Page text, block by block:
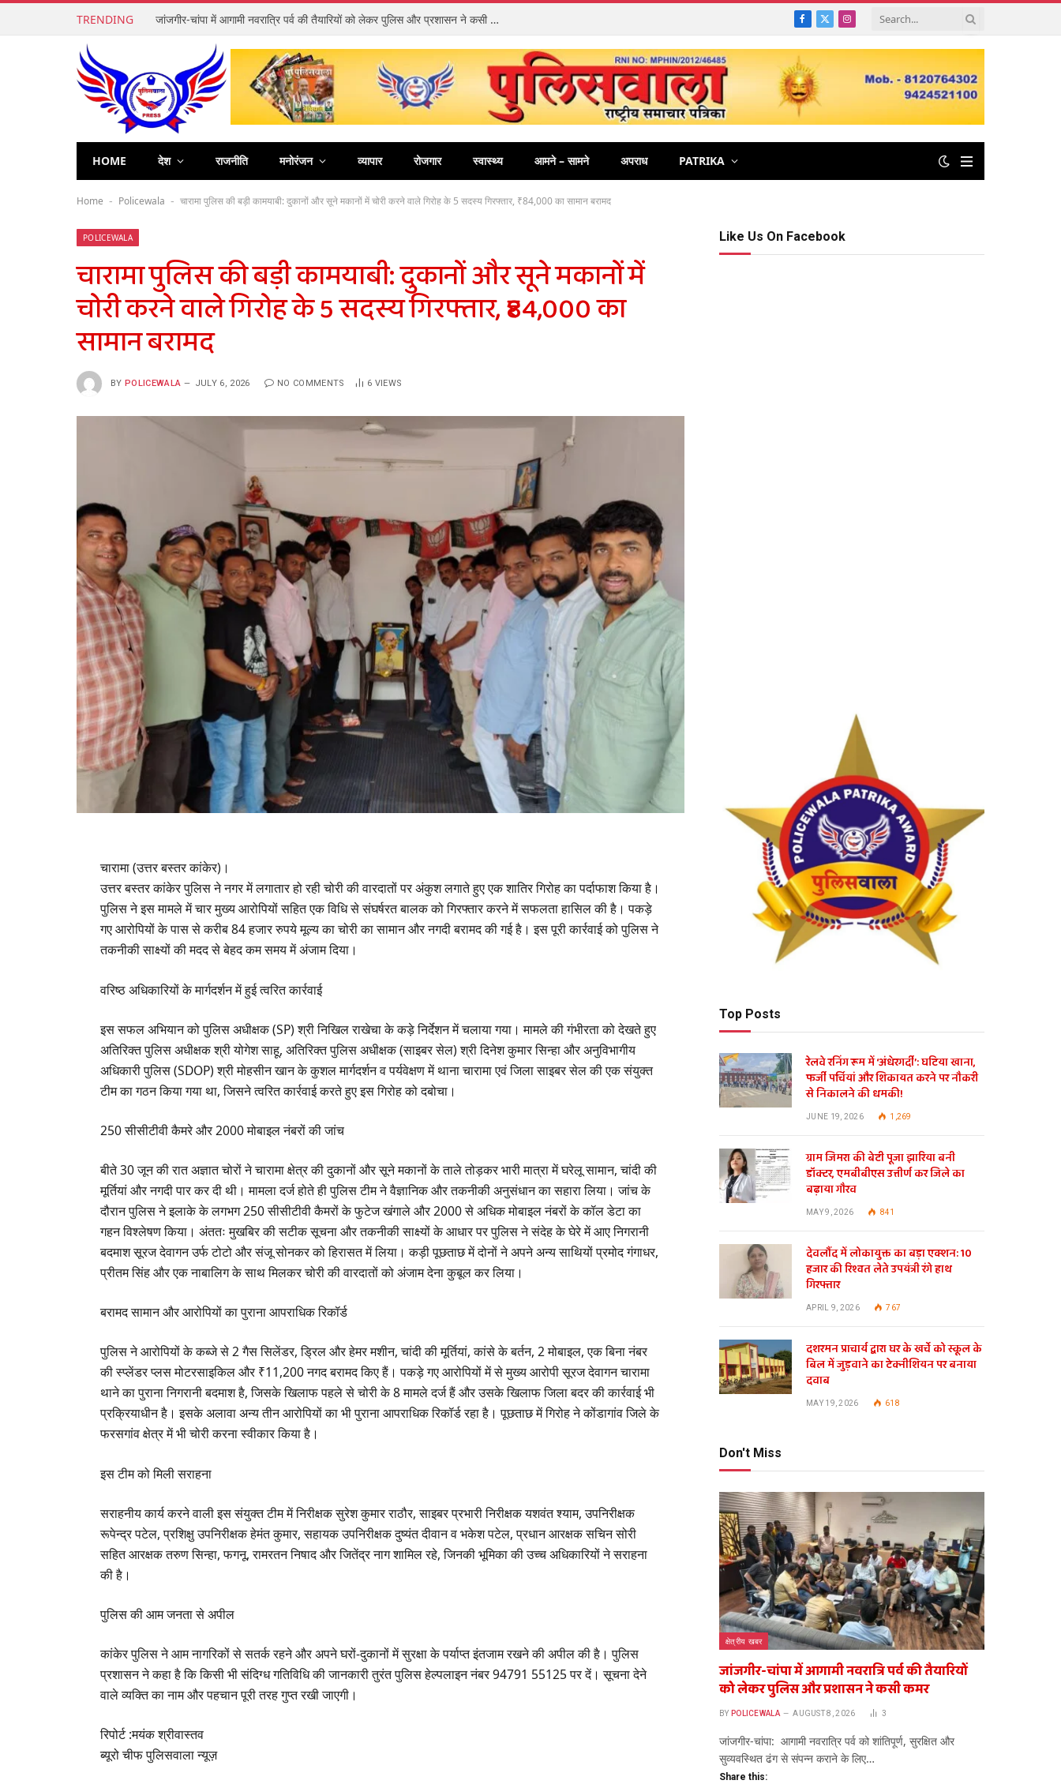
TRENDING जांजगीर-चांपा में आगामी नवरात्रि पर्व की तैयारियों को लेकर पुलिस और प्रशासन ने कसी कमर Facebook
X
Instagram
HOME देश राजनीति मनोरंजन व्यापार रोजगार स्वास्थ्य आमने – सामने अपराध PATRIKA
Home - Policewala - चारामा पुलिस की बड़ी कामयाबी: दुकानों और सूने मकानों में चोरी करने वाले गिरोह के 5 सदस्य गिरफ्तार, ₹84,000 का सामान बरामद
POLICEWALA
चारामा पुलिस की बड़ी कामयाबी: दुकानों और सूने मकानों में
चोरी करने वाले गिरोह के 5 सदस्य गिरफ्तार, ₹84,000 का
सामान बरामद
BY POLICEWALA JULY 6, 2026 NO COMMENTS 6 VIEWS
​चारामा (उत्तर बस्तर कांकेर)।
उत्तर बस्तर कांकेर पुलिस ने नगर में लगातार हो रही चोरी की वारदातों पर अंकुश लगाते हुए एक शातिर गिरोह का पर्दाफाश किया है।
पुलिस ने इस मामले में चार मुख्य आरोपियों सहित एक विधि से संघर्षरत बालक को गिरफ्तार करने में सफलता हासिल की है। पकड़े
गए आरोपियों के पास से करीब 84 हजार रुपये मूल्य का चोरी का सामान और नगदी बरामद की गई है। इस पूरी कार्रवाई को पुलिस ने
तकनीकी साक्ष्यों की मदद से बेहद कम समय में अंजाम दिया।
​वरिष्ठ अधिकारियों के मार्गदर्शन में हुई त्वरित कार्रवाई
​इस सफल अभियान को पुलिस अधीक्षक (SP) श्री निखिल राखेचा के कड़े निर्देशन में चलाया गया। मामले की गंभीरता को देखते हुए
अतिरिक्त पुलिस अधीक्षक श्री योगेश साहू, अतिरिक्त पुलिस अधीक्षक (साइबर सेल) श्री दिनेश कुमार सिन्हा और अनुविभागीय
अधिकारी पुलिस (SDOP) श्री मोहसीन खान के कुशल मार्गदर्शन व पर्यवेक्षण में थाना चारामा एवं जिला साइबर सेल की एक संयुक्त
टीम का गठन किया गया था, जिसने त्वरित कार्रवाई करते हुए इस गिरोह को दबोचा।
​250 सीसीटीवी कैमरे और 2000 मोबाइल नंबरों की जांच
​बीते 30 जून की रात अज्ञात चोरों ने चारामा क्षेत्र की दुकानों और सूने मकानों के ताले तोड़कर भारी मात्रा में घरेलू सामान, चांदी की
मूर्तियां और नगदी पार कर दी थी। मामला दर्ज होते ही पुलिस टीम ने वैज्ञानिक और तकनीकी अनुसंधान का सहारा लिया। जांच के
दौरान पुलिस ने इलाके के लगभग 250 सीसीटीवी कैमरों के फुटेज खंगाले और 2000 से अधिक मोबाइल नंबरों के कॉल डेटा का
गहन विश्लेषण किया। अंततः मुखबिर की सटीक सूचना और तकनीकी साक्ष्यों के आधार पर पुलिस ने संदेह के घेरे में आए निगरानी
बदमाश सूरज देवागन उर्फ टोटो और संजू सोनकर को हिरासत में लिया। कड़ी पूछताछ में दोनों ने अपने अन्य साथियों प्रमोद गंगाधर,
प्रीतम सिंह और एक नाबालिग के साथ मिलकर चोरी की वारदातों को अंजाम देना कुबूल कर लिया।
​बरामद सामान और आरोपियों का पुराना आपराधिक रिकॉर्ड
​पुलिस ने आरोपियों के कब्जे से 2 गैस सिलेंडर, ड्रिल और हेमर मशीन, चांदी की मूर्तियां, कांसे के बर्तन, 2 मोबाइल, एक बिना नंबर
की स्प्लेंडर प्लस मोटरसाइकिल और ₹11,200 नगद बरामद किए हैं। पकड़े गए आरोपियों में से मुख्य आरोपी सूरज देवागन चारामा
थाने का पुराना निगरानी बदमाश है, जिसके खिलाफ पहले से चोरी के 8 मामले दर्ज हैं और उसके खिलाफ जिला बदर की कार्रवाई भी
प्रक्रियाधीन है। इसके अलावा अन्य तीन आरोपियों का भी पुराना आपराधिक रिकॉर्ड रहा है। पूछताछ में गिरोह ने कोंडागांव जिले के
फरसगांव क्षेत्र में भी चोरी करना स्वीकार किया है।
​इस टीम को मिली सराहना
​सराहनीय कार्य करने वाली इस संयुक्त टीम में निरीक्षक सुरेश कुमार राठौर, साइबर प्रभारी निरीक्षक यशवंत श्याम, उपनिरीक्षक
रूपेन्द्र पटेल, प्रशिक्षु उपनिरीक्षक हेमंत कुमार, सहायक उपनिरीक्षक दुष्यंत दीवान व भकेश पटेल, प्रधान आरक्षक सचिन सोरी
सहित आरक्षक तरुण सिन्हा, फगनू, रामरतन निषाद और जितेंद्र नाग शामिल रहे, जिनकी भूमिका की उच्च अधिकारियों ने सराहना
की है।
​पुलिस की आम जनता से अपील
​कांकेर पुलिस ने आम नागरिकों से सतर्क रहने और अपने घरों-दुकानों में सुरक्षा के पर्याप्त इंतजाम रखने की अपील की है। पुलिस
प्रशासन ने कहा है कि किसी भी संदिग्ध गतिविधि की जानकारी तुरंत पुलिस हेल्पलाइन नंबर 94791 55125 पर दें। सूचना देने
वाले व्यक्ति का नाम और पहचान पूरी तरह गुप्त रखी जाएगी।
रिपोर्ट :मयंक श्रीवास्तव
ब्यूरो चीफ पुलिसवाला न्यूज़
Like Us On Facebook
Top Posts
रेलवे रनिंग रूम में ‘अंधेरगर्दी’: घटिया खाना,
फर्जी पर्चियां और शिकायत करने पर नौकरी
से निकालने की धमकी!
JUNE 19, 2026 1,269
ग्राम जिमरा की बेटी पूजा झारिया बनी
डॉक्टर, एमबीबीएस उत्तीर्ण कर जिले का
बढ़ाया गौरव
MAY 9, 2026 841
देवलौंद में लोकायुक्त का बड़ा एक्शन: 10
हजार की रिश्वत लेते उपयंत्री रंगे हाथ
गिरफ्तार
APRIL 9, 2026 767
दशरमन प्राचार्य द्वारा घर के खर्चे को स्कूल के
बिल में जुड़वाने का टेक्नीशियन पर बनाया
दवाब
MAY 19, 2026 618
Don't Miss
क्षेत्रीय खबर
जांजगीर-चांपा में आगामी नवरात्रि पर्व की तैयारियों
को लेकर पुलिस और प्रशासन ने कसी कमर
BY POLICEWALA AUGUST 8, 2026 3
​जांजगीर-चांपा: आगामी नवरात्रि पर्व को शांतिपूर्ण, सुरक्षित और
सुव्यवस्थित ढंग से संपन्न कराने के लिए…
Share this: